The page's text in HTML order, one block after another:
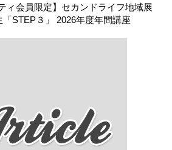
ィ会員限定】セカンドライフ地域展
「STEP３」 2026年度年間講座